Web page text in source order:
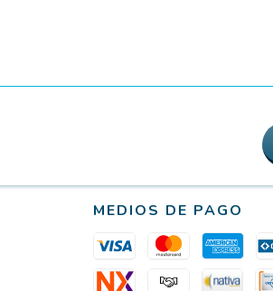
MEDIOS DE PAGO